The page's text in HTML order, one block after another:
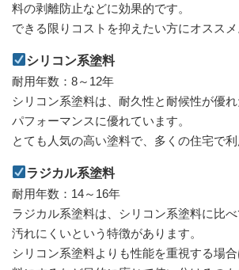
料の剥離防止などに効果的です。
できる限りコストを抑えたい方にオススメ
シリコン系塗料
耐用年数：8～12年
シリコン系塗料は、耐久性と耐候性が優
パフォーマンスに優れています。
とても人気の高い塗料で、多くの住宅で利
ラジカル系塗料
耐用年数：14～16年
ラジカル系塗料は、シリコン系塗料に比べ
汚れにくいという特徴があります。
シリコン系塗料よりも性能を重視する場